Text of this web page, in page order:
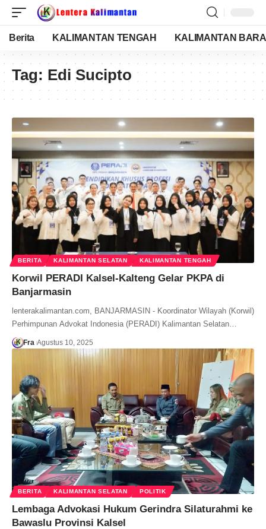
Berita KALIMANTAN TENGAH KALIMANTAN
Tag: Edi Sucipto
BERITA KALIMANTAN SELATAN KALIMANTAN TENGAH
Korwil PERADI Kalsel-Kalteng Gelar PKPA di
Banjarmasin
lenterakalimantan.com, BANJARMASIN - Koordinator Wilayah (Korwil)
Perhimpunan Advokat Indonesia (PERADI) Kalimantan Selatan…
Fra Agustus 10, 2025
BERITA KALIMANTAN SELATAN POLITIK
Lembaga Advokasi Hukum Gerindra Silaturahmi ke
Bawaslu Provinsi Kalsel